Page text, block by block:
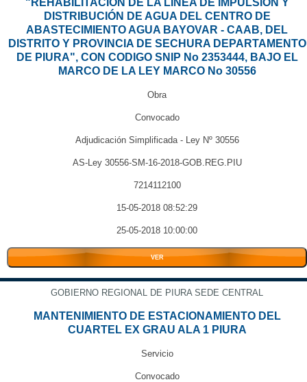
"REHABILITACIÓN DE LA LINEA DE IMPULSIÓN Y
DISTRIBUCIÓN DE AGUA DEL CENTRO DE
ABASTECIMIENTO AGUA BAYOVAR - CAAB, DEL
DISTRITO Y PROVINCIA DE SECHURA DEPARTAMENTO
DE PIURA", CON CODIGO SNIP No 2353444, BAJO EL
MARCO DE LA LEY MARCO No 30556
Obra
Convocado
Adjudicación Simplificada - Ley Nº 30556
AS-Ley 30556-SM-16-2018-GOB.REG.PIU
7214112100
15-05-2018 08:52:29
25-05-2018 10:00:00
VER
GOBIERNO REGIONAL DE PIURA SEDE CENTRAL
MANTENIMIENTO DE ESTACIONAMIENTO DEL
CUARTEL EX GRAU ALA 1 PIURA
Servicio
Convocado